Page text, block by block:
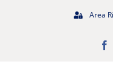
Area